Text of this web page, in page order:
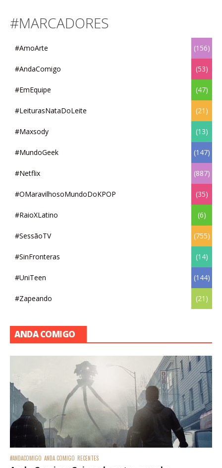
#MARCADORES
#AmoArte (156)
#AndaComigo (53)
#EmEquipe (47)
#LeiturasNataDoLeite (21)
#Maxsody (13)
#MundoGeek (147)
#Netflix (887)
#OMaravilhosoMundoDoKPOP (35)
#RaioXLatino (6)
#SessãoTV (755)
#SinFronteras (14)
#UniTeen (144)
#Zapeando (21)
ANDA COMIGO
#ANDACOMIGO ANDA COMIGO RECENTES